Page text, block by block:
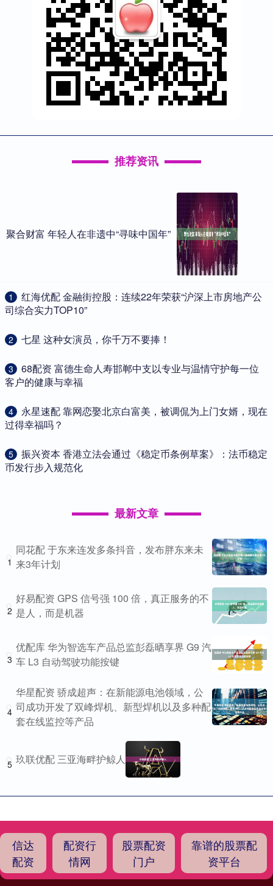
推荐资讯
聚合财富 年轻人在非遗中“寻味中国年”
1
​红海优配 金融街控股：连续22年荣获“沪深上市房地产公
司综合实力TOP10”
2 ​七星 这种女演员，你千万不要捧！
3
​68配资 富德生命人寿邯郸中支以专业与温情守护每一位
客户的健康与幸福
4
​永星速配 靠网恋娶北京白富美，被调侃为上门女婿，现在
过得幸福吗？
5
​振兴资本 香港立法会通过《稳定币条例草案》：法币稳定
币发行步入规范化
最新文章
1
同花配 于东来连发多条抖音，发布胖东来未
来3年计划
2
好易配资 GPS 信号强 100 倍，真正服务的不
是人，而是机器
3
优配库 华为智选车产品总监彭磊晒享界 G9 汽
车 L3 自动驾驶功能按键
4
华星配资 骄成超声：在新能源电池领域，公
司成功开发了双峰焊机、新型焊机以及多种配
套在线监控等产品
5 玖联优配 三亚海畔护鲸人
信达
配资
配资行
情网
股票配资
门户
靠谱的股票配
资平台